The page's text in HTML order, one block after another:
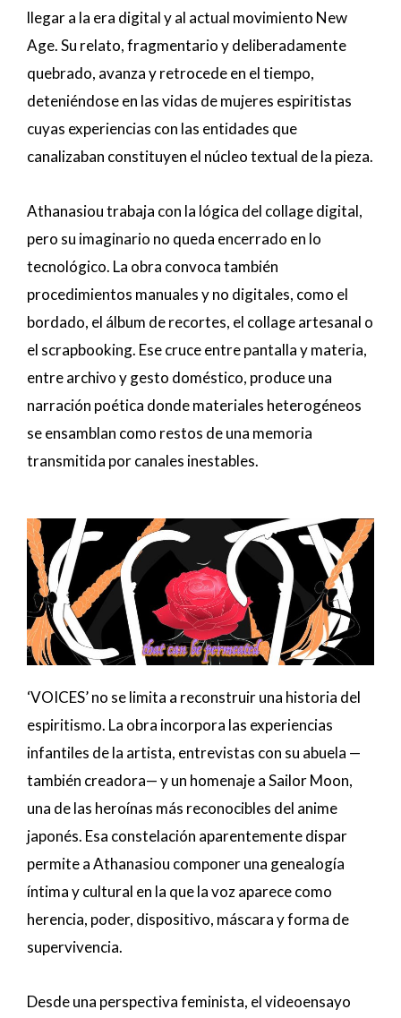
llegar a la era digital y al actual movimiento New
Age. Su relato, fragmentario y deliberadamente
quebrado, avanza y retrocede en el tiempo,
deteniéndose en las vidas de mujeres espiritistas
cuyas experiencias con las entidades que
canalizaban constituyen el núcleo textual de la pieza.
Athanasiou trabaja con la lógica del collage digital,
pero su imaginario no queda encerrado en lo
tecnológico. La obra convoca también
procedimientos manuales y no digitales, como el
bordado, el álbum de recortes, el collage artesanal o
el scrapbooking. Ese cruce entre pantalla y materia,
entre archivo y gesto doméstico, produce una
narración poética donde materiales heterogéneos
se ensamblan como restos de una memoria
transmitida por canales inestables.
‘VOICES’ no se limita a reconstruir una historia del
espiritismo. La obra incorpora las experiencias
infantiles de la artista, entrevistas con su abuela —
también creadora— y un homenaje a Sailor Moon,
una de las heroínas más reconocibles del anime
japonés. Esa constelación aparentemente dispar
permite a Athanasiou componer una genealogía
íntima y cultural en la que la voz aparece como
herencia, poder, dispositivo, máscara y forma de
supervivencia.
Desde una perspectiva feminista, el videoensayo